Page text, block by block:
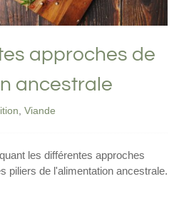
approches de
ancestrale
, Viande
les différentes approches
piliers de l'alimentation ancestrale.